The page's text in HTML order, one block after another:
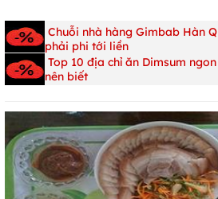
Chuỗi nhà hàng Gimbab Hàn
phải phi tới liền
Top 10 địa chỉ ăn Dimsum
nên biết